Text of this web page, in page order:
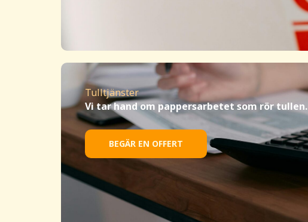
Tulltjänster
Vi tar hand om pappersarbetet som rör tullen.
BEGÄR EN OFFERT